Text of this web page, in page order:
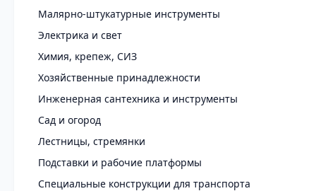
Малярно-штукатурные инструменты
Электрика и свет
Химия, крепеж, СИЗ
Хозяйственные принадлежности
Инженерная сантехника и инструменты
Сад и огород
Лестницы, стремянки
Подставки и рабочие платформы
Специальные конструкции для транспорта